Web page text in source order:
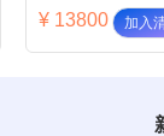
¥ 13800 加入